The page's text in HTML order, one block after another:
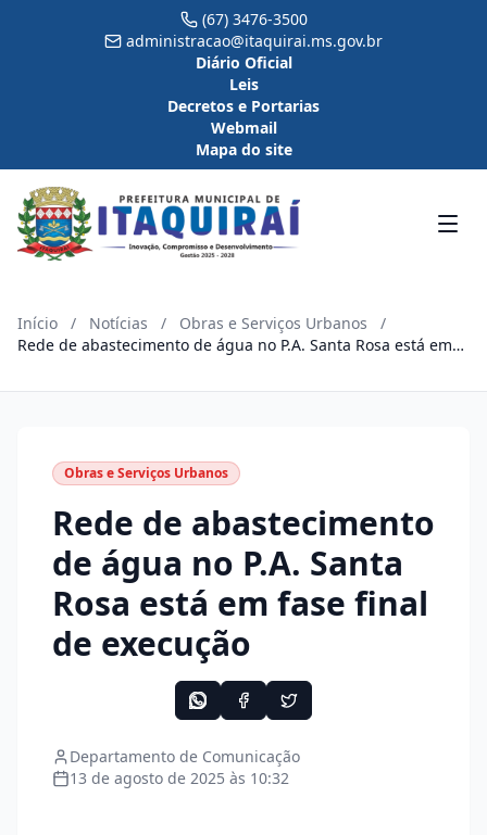
(67) 3476-3500
administracao@itaquirai.ms.gov.br
Diário Oficial
Leis
Decretos e Portarias
Webmail
Mapa do site
Início / Notícias / Obras e Serviços Urbanos
/
Rede de abastecimento de água no P.A. Santa Rosa está em
Obras e Serviços Urbanos
Rede de abastecimento
de água no P.A. Santa
Rosa está em fase final
de execução
Departamento de Comunicação
13 de agosto de 2025 às 10:32